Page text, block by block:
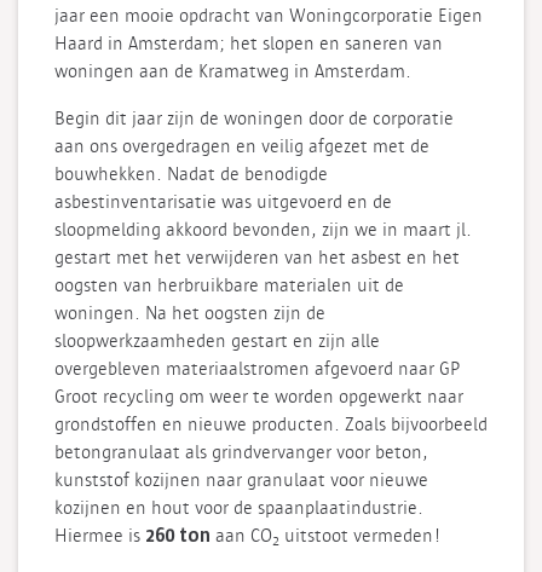
jaar een mooie opdracht van Woningcorporatie Eigen
Haard in Amsterdam; het slopen en saneren van
woningen aan de Kramatweg in Amsterdam.
Begin dit jaar zijn de woningen door de corporatie
aan ons overgedragen en veilig afgezet met de
bouwhekken. Nadat de benodigde
asbestinventarisatie was uitgevoerd en de
sloopmelding akkoord bevonden, zijn we in maart jl.
gestart met het verwijderen van het asbest en het
oogsten van herbruikbare materialen uit de
woningen. Na het oogsten zijn de
sloopwerkzaamheden gestart en zijn alle
overgebleven materiaalstromen afgevoerd naar GP
Groot recycling om weer te worden opgewerkt naar
grondstoffen en nieuwe producten. Zoals bijvoorbeeld
betongranulaat als grindvervanger voor beton,
kunststof kozijnen naar granulaat voor nieuwe
kozijnen en hout voor de spaanplaatindustrie.
Hiermee is 260 ton aan CO2 uitstoot vermeden!